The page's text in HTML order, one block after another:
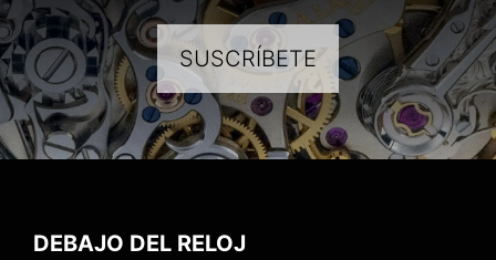
SUSCRÍBETE
DEBAJO DEL RELOJ